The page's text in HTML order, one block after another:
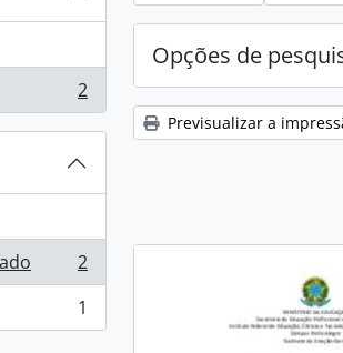
2
2
1
Opções de
Previsualizar a